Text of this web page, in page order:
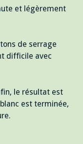
et légèrement
de serrage
difficile avec
le résultat est
est terminée,